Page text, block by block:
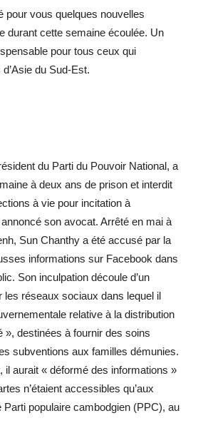
pour vous quelques nouvelles
durant cette semaine écoulée. Un
pour tous ceux qui
du Sud-Est.
du Parti du Pouvoir National, a
à deux ans de prison et interdit
à vie pour incitation à
son avocat. Arrêté en mai à
Sun Chanthy a été accusé par la
informations sur Facebook dans
Son inculpation découle d’un
les réseaux sociaux dans lequel il
relative à la distribution
», destinées à fournir des soins
subventions aux familles démunies.
il aurait « déformé des informations »
n’étaient accessibles qu’aux
Parti populaire cambodgien (PPC), au